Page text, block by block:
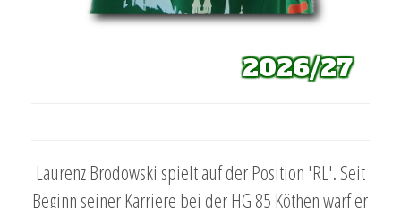
2026/27
Laurenz Brodowski spielt auf der Position 'RL'. Seit
Beginn seiner Karriere bei der HG 85 Köthen warf er